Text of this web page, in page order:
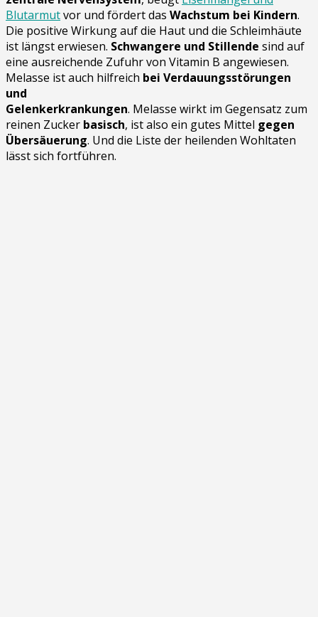
Blutarmutvor und fördert das Wachstum bei Kindern.
Die positive Wirkung auf die Haut und die Schleimhäute
ist längst erwiesen. Schwangere und Stillende sind auf
eine ausreichende Zufuhr von Vitamin B angewiesen.
Melasse ist auch hilfreich bei Verdauungsstörungen
und
Gelenkerkrankungen. Melasse wirkt im Gegensatz zum
reinen Zucker basisch, ist also ein gutes Mittel gegen
Übersäuerung. Und die Liste der heilenden Wohltaten
lässt sich fortführen.